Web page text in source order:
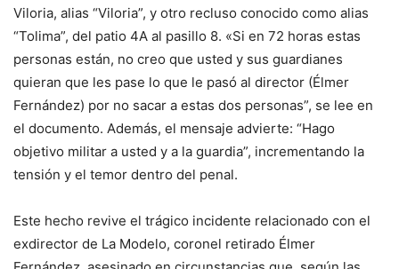
Viloria, alias “Viloria”, y otro recluso conocido como alias
“Tolima”, del patio 4A al pasillo 8. «Si en 72 horas estas
personas están, no creo que usted y sus guardianes
quieran que les pase lo que le pasó al director (Élmer
Fernández) por no sacar a estas dos personas”, se lee en
el documento. Además, el mensaje advierte: “Hago
objetivo militar a usted y a la guardia”, incrementando la
tensión y el temor dentro del penal.
Este hecho revive el trágico incidente relacionado con el
exdirector de La Modelo, coronel retirado Élmer